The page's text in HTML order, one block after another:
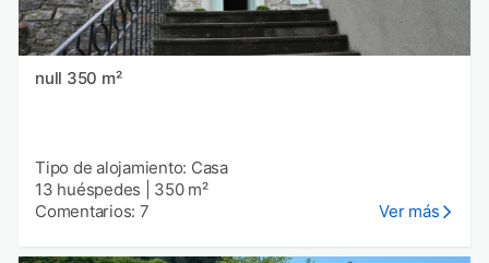
null 350 m²
Tipo de alojamiento: Casa
13 huéspedes
350 m²
Comentarios: 7
Ver más